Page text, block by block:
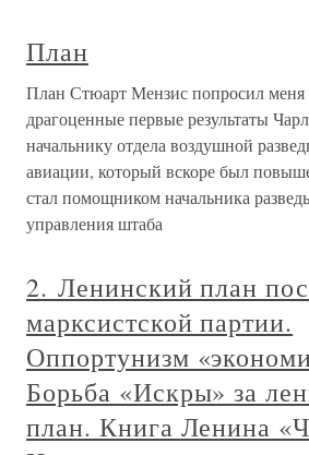
План
План Стюарт Мензис попросил меня
драгоценные первые результаты
начальнику отдела воздушной
авиации, который вскоре был
стал помощником начальника
управления штаба
2. Ленинский план
марксистской партии.
Оппортунизм
Борьба «Искры» за
план. Книга Ленина